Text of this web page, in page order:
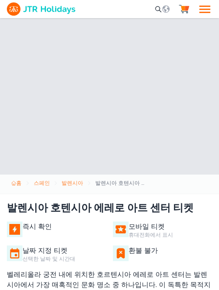
Mobile Search
홈 스페인 발렌시아 발렌시아 호텐시아 에레로 아트 센터 티켓
발렌시아 호텐시아 에레로 아트 센터 티켓
즉시 확인 모바일 티켓
휴대전화에서 표시
날짜 지정 티켓
선택한 날짜 및 시간대
환불 불가
벨레리올라 궁전 내에 위치한 호르텐시아 에레로 아트 센터는 발렌
시아에서 가장 매혹적인 문화 명소 중 하나입니다. 이 독특한 목적지